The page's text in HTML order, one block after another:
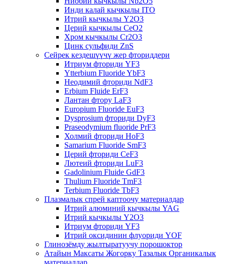
Инди калай кычкылы ITO
Итрий кычкылы Y2O3
Церий кычкылы CeO2
Хром кычкылы Cr2O3
Цинк сульфиди ZnS
Сейрек кездешүүчү жер фториддери
Итриум фториди YF3
Ytterbium Fluoride YbF3
Неодимий фториди NdF3
Erbium Fluide ErF3
Лантан фтору LaF3
Europium Fluoride EuF3
Dysprosium фториди DyF3
Praseodymium fluoride PrF3
Холмий фториди HoF3
Samarium Fluoride SmF3
Церий фториди CeF3
Лютеий фториди LuF3
Gadolinium Fluide GdF3
Thulium Fluoride TmF3
Terbium Fluoride TbF3
Плазмалык спрей каптоочу материалдар
Итрий алюминий кычкылы YAG
Итрий кычкылы Y2O3
Итриум фториди YF3
Итрий оксидинин флуориди YOF
Глинозёмду жылтыратуучу порошоктор
Атайын Максаты Жогорку Тазалык Органикалык
материалдар